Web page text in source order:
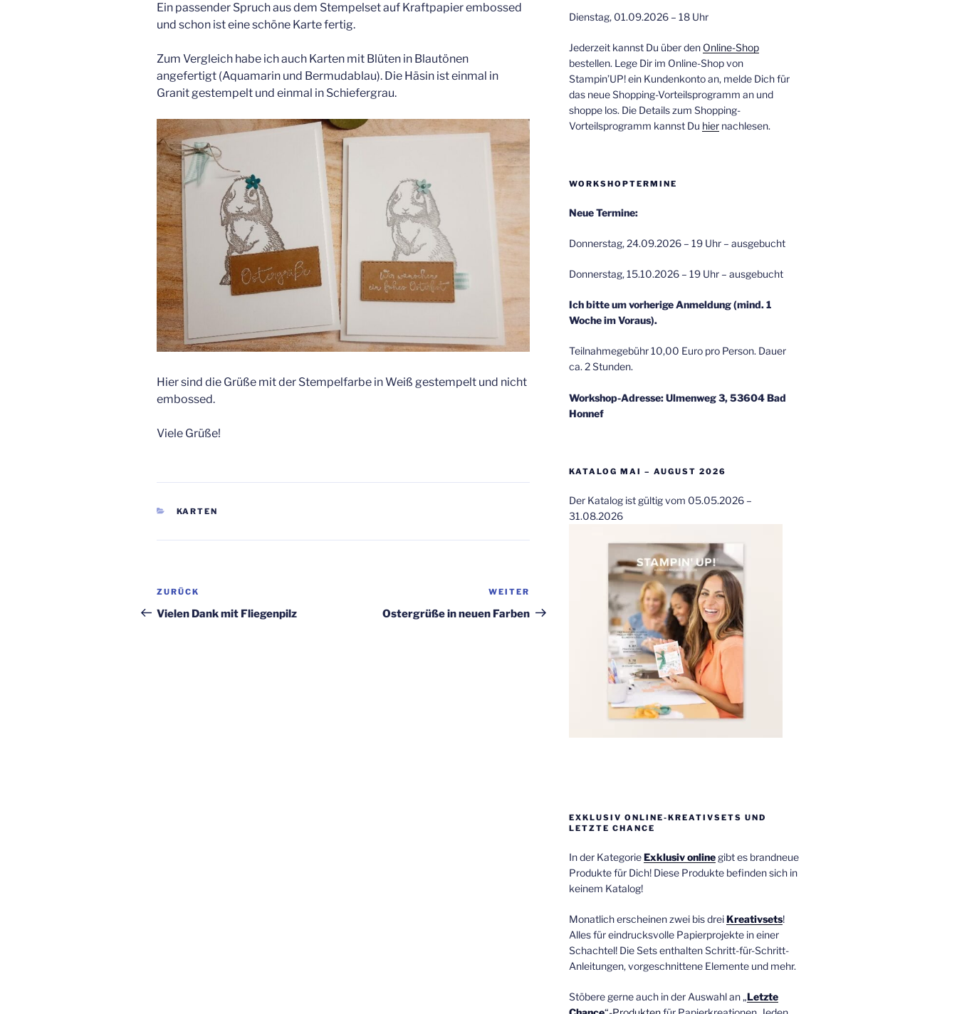
Ein passender Spruch aus dem Stempelset auf Kraftpapier embossed
und schon ist eine schöne Karte fertig.
Zum Vergleich habe ich auch Karten mit Blüten in Blautönen
angefertigt (Aquamarin und Bermudablau). Die Häsin ist einmal in
Granit gestempelt und einmal in Schiefergrau.
Hier sind die Grüße mit der Stempelfarbe in Weiß gestempelt und nicht
embossed.
Viele Grüße!
KATEGORIEN
KARTEN
Beitragsnavigation
Vorheriger
Beitrag
ZURÜCK
Vielen Dank mit Fliegenpilz
Beitrag
WEITER
Ostergrüße in neuen Farben
Dienstag, 01.09.2026 – 18 Uhr
Jederzeit kannst Du über den Online-Shop
bestellen. Lege Dir im Online-Shop von
Stampin’UP! ein Kundenkonto an, melde Dich für
das neue Shopping-Vorteilsprogramm an und
shoppe los. Die Details zum Shopping-
Vorteilsprogramm kannst Du hiernachlesen.
WORKSHOPTERMINE
Neue Termine:
Donnerstag, 24.09.2026 – 19 Uhr – ausgebucht
Donnerstag, 15.10.2026 – 19 Uhr – ausgebucht
Ich bitte um vorherige Anmeldung (mind. 1
Woche im Voraus).
Teilnahmegebühr 10,00 Euro pro Person. Dauer
ca. 2 Stunden.
Workshop-Adresse: Ulmenweg 3, 53604 Bad
Honnef
KATALOG MAI – AUGUST 2026
Der Katalog ist gültig vom 05.05.2026 –
31.08.2026
EXKLUSIV ONLINE-KREATIVSETS UND
LETZTE CHANCE
In der KategorieExklusiv onlinegibt es brandneue
Produkte für Dich! Diese Produkte befinden sich in
keinem Katalog!
Monatlich erscheinen zwei bis drei Kreativsets!
Alles für eindrucksvolle Papierprojekte in einer
Schachtel! Die Sets enthalten Schritt-für-Schritt-
Anleitungen, vorgeschnittene Elemente und mehr.
Stöbere gerne auch in der Auswahl an „Letzte